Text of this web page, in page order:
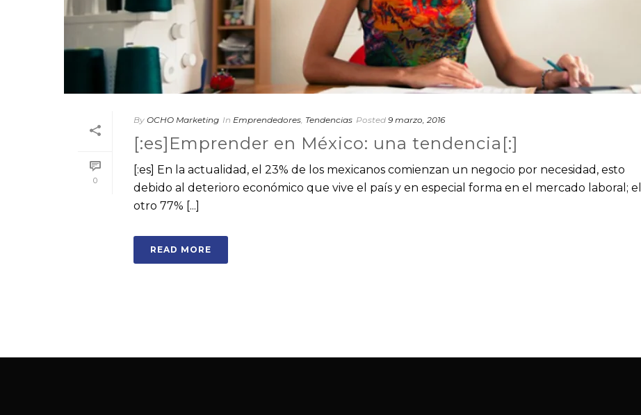
0
By OCHO Marketing In Emprendedores, Tendencias Posted 9 marzo, 2016
[:es]Emprender en México: una tendencia[:]
[:es] En la actualidad, el 23% de los mexicanos comienzan un negocio por necesidad, esto
debido al deterioro económico que vive el país y en especial forma en el mercado laboral; el
otro 77% [...]
READ MORE